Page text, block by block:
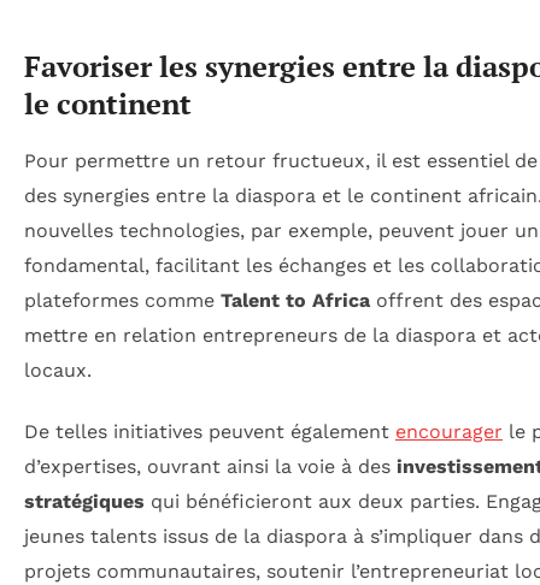
Favoriser les synergies entre la
le continent
Pour permettre un retour fructueux, il est essentiel
des synergies entre la diaspora et le continent
nouvelles technologies, par exemple, peuvent jouer
fondamental, facilitant les échanges et les
plateformes comme Talent to Africa offrent des
mettre en relation entrepreneurs de la diaspora et
locaux.
De telles initiatives peuvent également encourager le
d’expertises, ouvrant ainsi la voie à des
stratégiques qui bénéficieront aux deux parties.
jeunes talents issus de la diaspora à s’impliquer dans
projets communautaires, soutenir l’entrepreneuriat